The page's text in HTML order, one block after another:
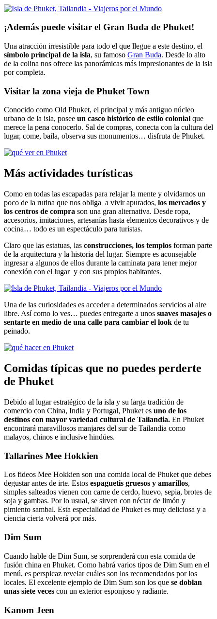
¡Además puede visitar el Gran Buda de Phuket!
Una atracción irresistible para todo el que llegue a este destino, el
símbolo principal de la isla, su famoso Gran Buda. Desde lo alto
de la colina nos ofrece las panorámicas más impresionantes de la isla
por completa.
Visitar la zona vieja de Phuket Town
Conocido como Old Phuket, el principal y más antiguo núcleo
urbano de la isla, posee un casco histórico de estilo colonial que
merece la pena conocerlo. Sal de compras, conecta con la cultura del
lugar, come, baila, observa sus monumentos… disfruta de Phuket.
Más actividades turísticas
Como en todas las escapadas para relajar la mente y olvidarnos un
poco de la rutina que nos obliga a vivir apurados, los mercados y
los centros de compra son una gran alternativa. Desde ropa,
accesorios, imitaciones, artesanías hasta elementos decorativos y de
cocina… todo es un espectáculo para turistas.
Claro que las estatuas, las construcciones, los templos forman parte
de la arquitectura y la historia del lugar. Siempre es aconsejable
ingresar a algunos de ellos durante la caminata para tener mejor
conexión con el lugar y con sus propios habitantes.
Una de las curiosidades es acceder a determinados servicios al aire
libre. Así como lo ves… puedes entregarte a unos suaves masajes o
sentarte en medio de una calle para cambiar el look de tu
peinado.
Comidas típicas que no puedes perderte
de Phuket
Debido al lugar estratégico de la isla y su larga tradición de
comercio con China, India y Portugal, Phuket es uno de los
destinos con mayor variedad cultural de Tailandia. En Phuket
encontrará maravillosos manjares del sur de Tailandia como
malayos, chinos e inclusive hindúes.
Tallarines Mee Hokkien
Los fideos Mee Hokkien son una comida local de Phuket que debes
degustar antes de irte. Estos espaguetis gruesos y amarillos,
simples salteados vienen con carne de cerdo, huevo, sepia, brotes de
soja y gambas. Por lo usual, se sirven con néctar de limón y
pimiento sambal. Esta especialidad de Phuket es muy deliciosa y a
ciencia cierta volverá por más.
Dim Sum
Cuando hable de Dim Sum, se sorprenderá con esta comida de
fusión china en Phuket. Como habrá varios tipos de Dim Sum en el
menú, es perspicaz revelar cuáles son los recomendados por los
locales. El excelente ejemplo de Dim Sum son los que se doblan
unas siete veces con un exterior esponjoso y radiante.
Kanom Jeen